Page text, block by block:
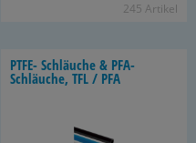
245 Ar­ti­kel
PTFE- Schläu­che & PFA-​
Schläuche, TFL / PFA